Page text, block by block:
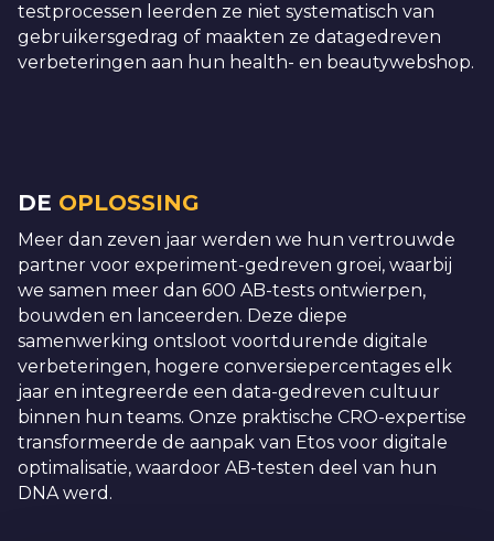
testprocessen leerden ze niet systematisch van
gebruikersgedrag of maakten ze datagedreven
verbeteringen aan hun health- en beautywebshop.
DE OPLOSSING
Meer dan zeven jaar werden we hun vertrouwde
partner voor experiment-gedreven groei, waarbij
we samen meer dan 600 AB-tests ontwierpen,
bouwden en lanceerden. Deze diepe
samenwerking ontsloot voortdurende digitale
verbeteringen, hogere conversiepercentages elk
jaar en integreerde een data-gedreven cultuur
binnen hun teams. Onze praktische CRO-expertise
transformeerde de aanpak van Etos voor digitale
optimalisatie, waardoor AB-testen deel van hun
DNA werd.